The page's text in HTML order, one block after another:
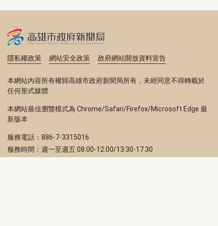
隱私權政策 網站安全政策 政府網站開放資料宣告
本網站內容所有權歸高雄市政府新聞局所有，未經同意不得轉載於
任何形式媒體
本網站最佳瀏覽模式為 Chrome/Safari/Firefox/Microsoft Edge 最
新版本
服務電話：886-7-3315016
服務時間：週一至週五 08:00-12:00/13:30-17:30